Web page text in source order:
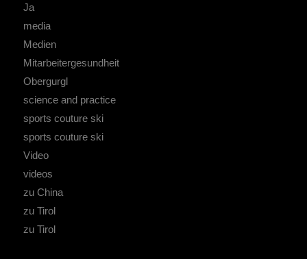
Ja
media
Medien
Mitarbeitergesundheit
Obergurgl
science and practice
sports couture ski
sports couture ski
Video
videos
zu China
zu Tirol
zu Tirol